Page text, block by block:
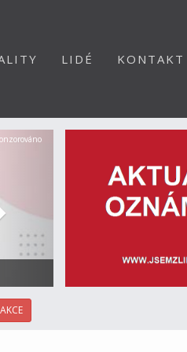
LIDÉ KONTAKT
Další